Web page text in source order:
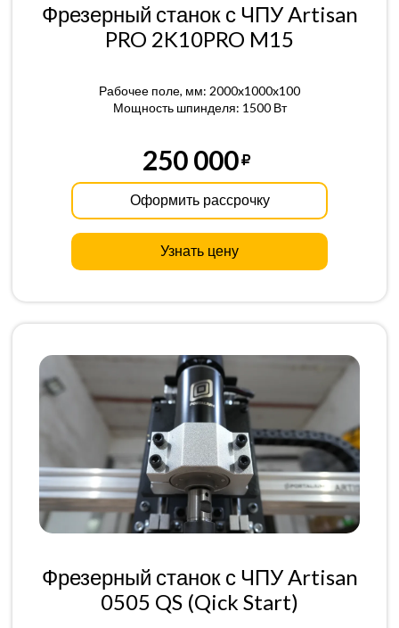
Фрезерный станок с ЧПУ Artisan
PRO 2K10PRO M15
Рабочее поле, мм: 2000x1000x100
Мощность шпинделя: 1500 Вт
250 000
Оформить рассрочку
Узнать цену
Фрезерный станок с ЧПУ Artisan
0505 QS (Qick Start)